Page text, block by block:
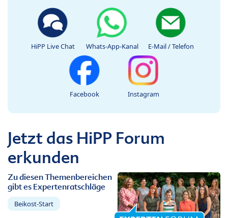
HiPP Live Chat Whats-App-Kanal E-Mail / Telefon
Facebook Instagram
Jetzt das HiPP Forum
erkunden
Zu diesen Themenbereichen
gibt es Expertenratschläge
Beikost-Start